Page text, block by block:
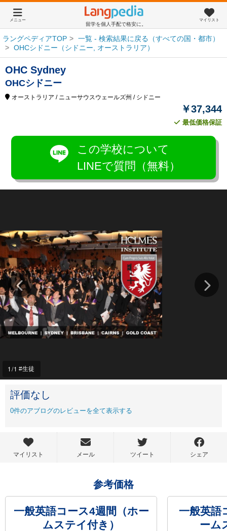
留学を個人手配で格安に。
メニュー マイリスト
ラングペディアTOP
一覧 - 検索結果に戻る（すべての国・都市）
OHCシドニー（シドニー, オーストラリア）
OHC Sydney
OHCシドニー
オーストラリア / ニューサウスウェールズ州 / シドニー
￥37,344
最低価格保証
この学校について
LINEで質問（無料）
1/1 生徒
評価なし
0件のアブログのレビューを全て表示する
マイリスト メール ツイート シェア
参考価格
一般英語コース4週間（ホー
ムステイ付き）
一般英語
ーム